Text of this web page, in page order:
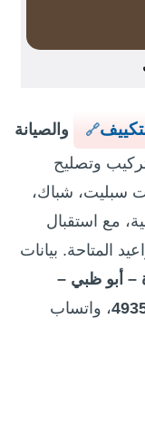
والصيانة
وتصليح
سبليت، شباك،
مع استقبال
المتاحة. بيانات
– أبو ظبي –
، واتساب